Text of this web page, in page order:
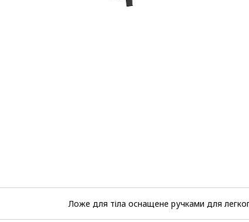
Ложе для тіла оснащене ручками для